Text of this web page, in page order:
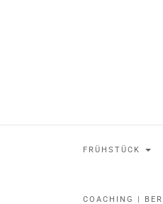
FRÜHSTÜCK
COACHING |